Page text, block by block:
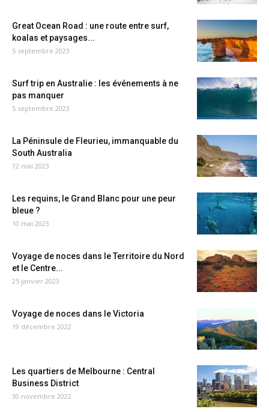
Great Ocean Road : une route entre surf,
koalas et paysages...
5 septembre 2023
Surf trip en Australie : les événements à ne
pas manquer
5 septembre 2023
La Péninsule de Fleurieu, immanquable du
South Australia
12 mai 2023
Les requins, le Grand Blanc pour une peur
bleue ?
10 mai 2023
Voyage de noces dans le Territoire du Nord
et le Centre...
25 janvier 2023
Voyage de noces dans le Victoria
19 décembre 2022
Les quartiers de Melbourne : Central
Business District
30 novembre 2022